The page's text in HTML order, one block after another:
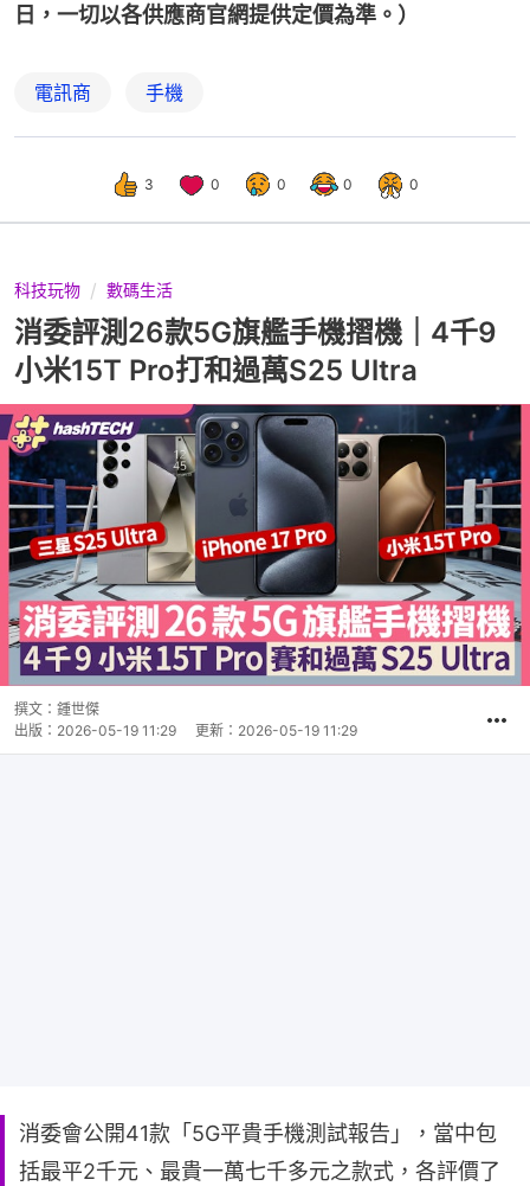
日，一切以各供應商官網提供定價為準。）
電訊商 手機
3 0 0 0 0
科技玩物 數碼生活
消委評測26款5G旗艦手機摺機｜4千9
小米15T Pro打和過萬S25 Ultra
撰文： 鍾世傑
出版： 2026-05-19 11:29 更新： 2026-05-19 11:29
消委會公開41款「5G平貴手機測試報告」，當中包
括最平2千元、最貴一萬七千多元之款式，各評價了